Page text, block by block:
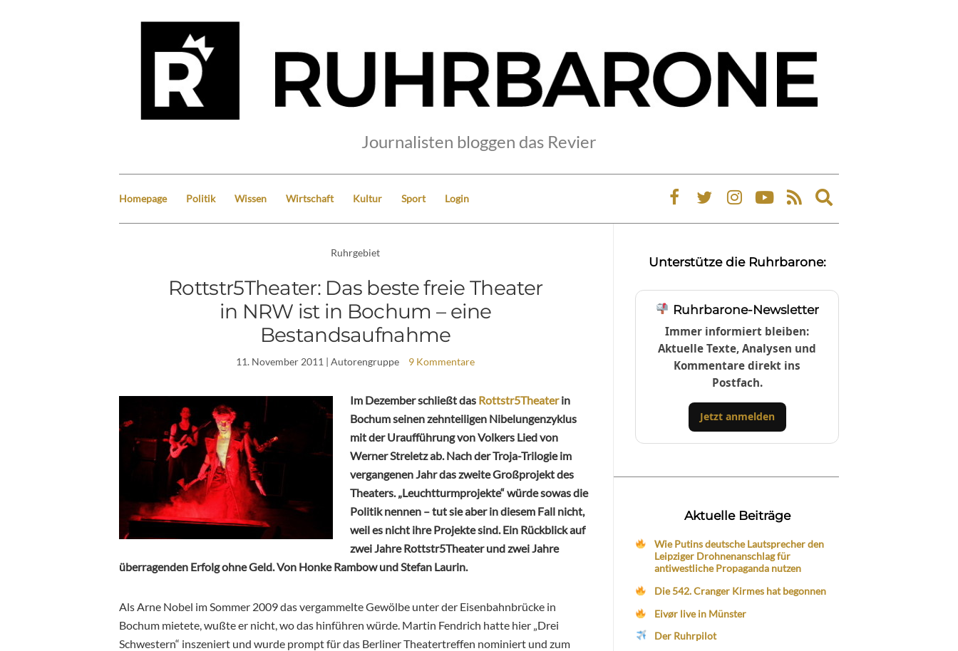
Journalisten bloggen das Revier
Homepage Politik Wissen Wirtschaft Kultur Sport Login
Expand
search
Ruhrgebiet
Rottstr5Theater: Das beste freie Theater
in NRW ist in Bochum – eine
Bestandsaufnahme
11. November 2011 | Autorengruppe 9 Kommentare
Im Dezember schließt das Rottstr5Theaterin
Bochum seinen zehnteiligen Nibelungenzyklus
mit der Uraufführung von Volkers Lied von
Werner Streletz ab. Nach der Troja-Trilogie im
vergangenen Jahr das zweite Großprojekt des
Theaters. „Leuchtturmprojekte“ würde sowas die
Politik nennen – tut sie aber in diesem Fall nicht,
weil es nicht ihre Projekte sind. Ein Rückblick auf
zwei Jahre Rottstr5Theater und zwei Jahre
überragenden Erfolg ohne Geld. Von Honke Rambow und Stefan Laurin.
Als Arne Nobel im Sommer 2009 das vergammelte Gewölbe unter der Eisenbahnbrücke in
Bochum mietete, wußte er nicht, wo das hinführen würde. Martin Fendrich hatte hier „Drei
Schwestern“ inszeniert und wurde prompt für das Berliner Theatertreffen nominiert und zum
Unterstütze die Ruhrbarone:
Ruhrbarone-Newsletter
Immer informiert bleiben:
Aktuelle Texte, Analysen und
Kommentare direkt ins
Postfach.
Jetzt anmelden
Aktuelle Beiträge
Wie Putins deutsche Lautsprecher den
Leipziger Drohnenanschlag für
antiwestliche Propaganda nutzen
Die 542. Cranger Kirmes hat begonnen
Eivør live in Münster
Der Ruhrpilot